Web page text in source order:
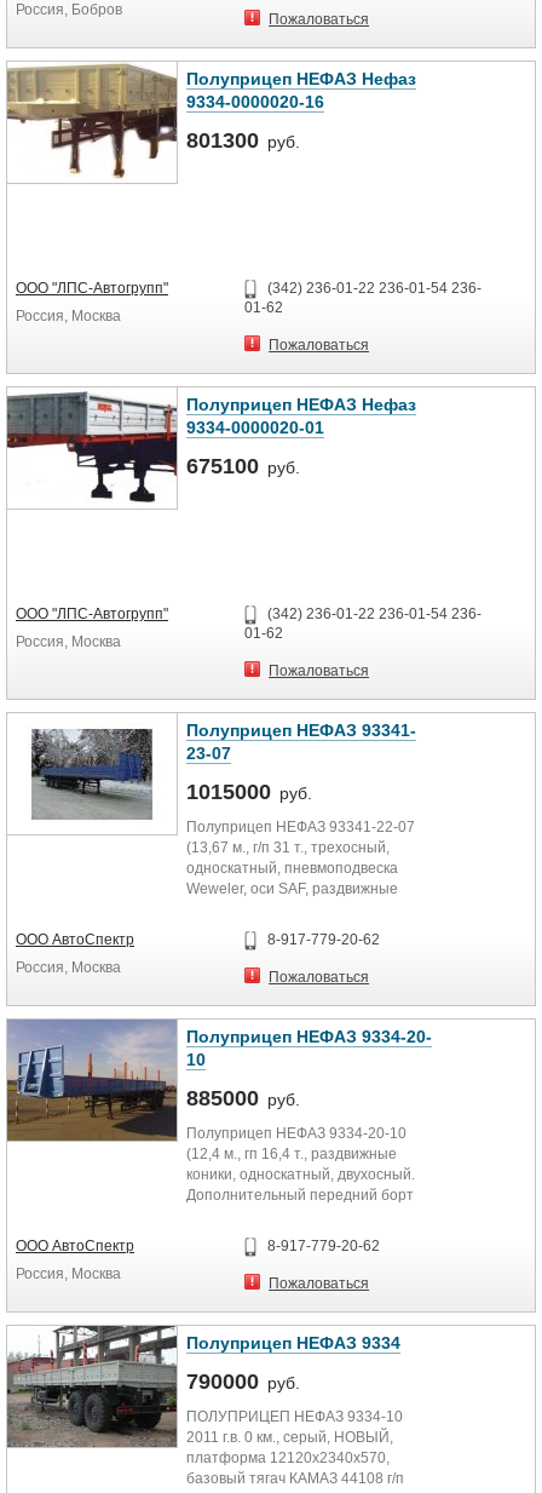
Россия, Бобров
Пожаловаться
Полуприцеп НЕФАЗ Нефаз
9334-0000020-16
801300 руб.
ООО "ЛПС-Автогрупп"
Россия, Москва
(342) 236-01-22 236-01-54 236-
01-62
Пожаловаться
Полуприцеп НЕФАЗ Нефаз
9334-0000020-01
675100 руб.
ООО "ЛПС-Автогрупп"
Россия, Москва
(342) 236-01-22 236-01-54 236-
01-62
Пожаловаться
Полуприцеп НЕФАЗ 93341-
23-07
1015000 руб.
Полуприцеп НЕФАЗ 93341-22-07
(13,67 м., г/п 31 т., трехосный,
односкатный, пневмоподвеска
Weweler, оси SAF, раздвижные
ООО АвтоСпектр
Россия, Москва
8-917-779-20-62
Пожаловаться
Полуприцеп НЕФАЗ 9334-20-
10
885000 руб.
Полуприцеп НЕФАЗ 9334-20-10
(12,4 м., гп 16,4 т., раздвижные
коники, односкатный, двухосный.
Дополнительный передний борт
ООО АвтоСпектр
Россия, Москва
8-917-779-20-62
Пожаловаться
Полуприцеп НЕФАЗ 9334
790000 руб.
ПОЛУПРИЦЕП НЕФАЗ 9334-10
2011 г.в. 0 км., серый, НОВЫЙ,
платформа 12120х2340х570,
базовый тягач КАМАЗ 44108 г/п